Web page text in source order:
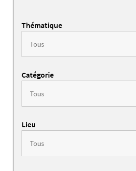
Thématique
Catégorie
Lieu